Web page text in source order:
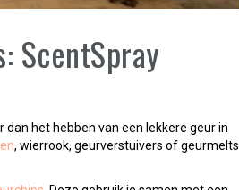
ScentSpray
dan het hebben van een lekkere geur in
, wierrook, geurverstuivers of geurmelts